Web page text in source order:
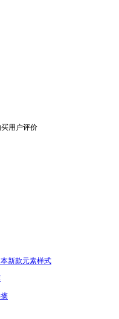
用户评价
新款元素样式